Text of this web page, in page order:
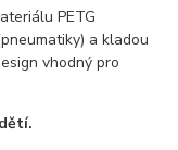
PETG
a kladou
vhodný pro